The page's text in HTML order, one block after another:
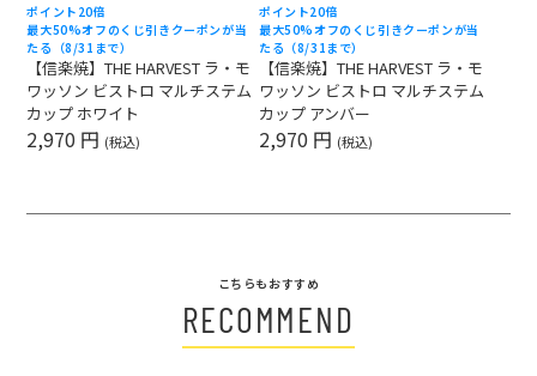
ポイント20倍
最大50%オフのくじ引きクーポンが当
たる（8/31まで）
【信楽焼】THE HARVEST ラ・モ
ワッソン ビストロ マルチステム
カップ ホワイト
2,970 円 (税込)
ポイント20倍
最大50%オフのくじ引きクーポンが当
たる（8/31まで）
【信楽焼】THE HARVEST ラ・モ
ワッソン ビストロ マルチステム
カップ アンバー
2,970 円 (税込)
こちらもおすすめ
RECOMMEND